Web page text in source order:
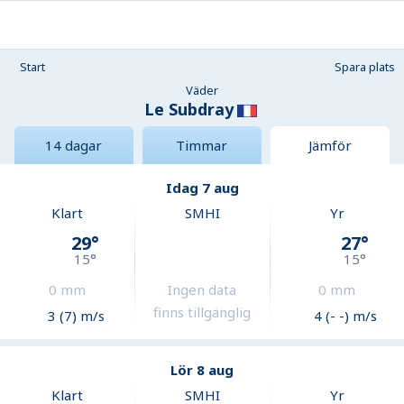
Start
Spara plats
Väder
Le Subdray
14 dagar Timmar Jämför
Idag 7 aug
Klart
29°
15°
0 mm
3 (7) m/s
SMHI
Ingen data
finns tillgänglig
Yr
27°
15°
0 mm
4 (- -) m/s
Lör 8 aug
Klart
SMHI Yr